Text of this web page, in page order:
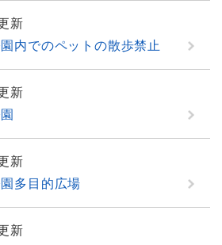
新
内でのペットの散歩禁止
新
新
多目的広場
新